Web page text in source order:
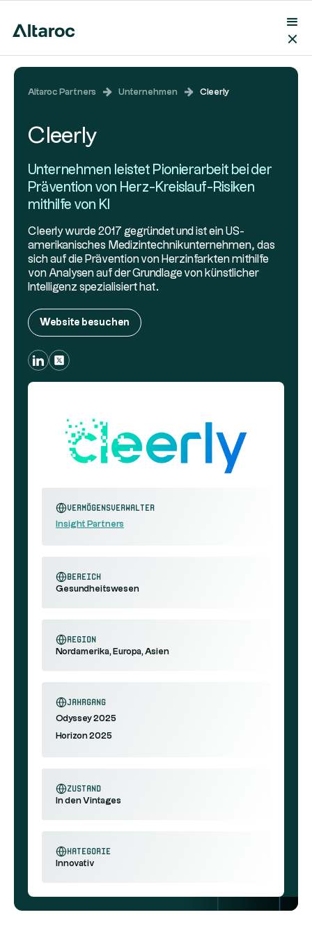
Altaroc Partners Unternehmen Cleerly
Vermögensverwalter
Insight Partners
Bereich
Gesundheitswesen
Region
Nordamerika, Europa, Asien
Jahrgang
Odyssey 2025
Horizon 2025
Zustand
In den Vintages
Kategorie
Innovativ
Cleerly
Unternehmen leistet Pionierarbeit bei der
Prävention von Herz-Kreislauf-Risiken
mithilfe von KI
Cleerly wurde 2017 gegründet und ist ein US-
amerikanisches Medizintechnikunternehmen, das
sich auf die Prävention von Herzinfarkten mithilfe
von Analysen auf der Grundlage von künstlicher
Intelligenz spezialisiert hat.
Website besuchen